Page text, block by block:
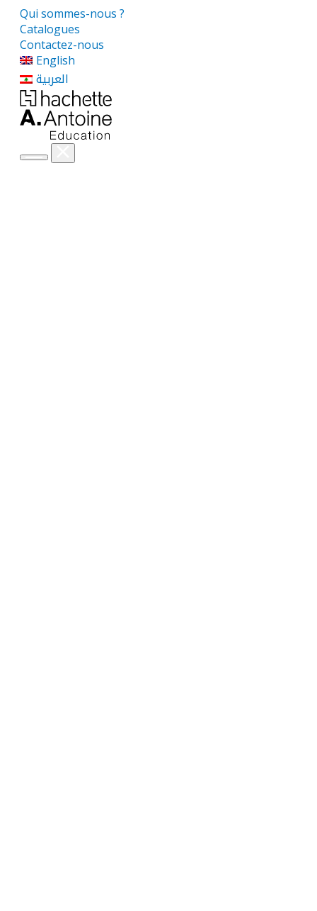
Qui sommes-nous ?
Catalogues
Contactez-nous
English
العربية